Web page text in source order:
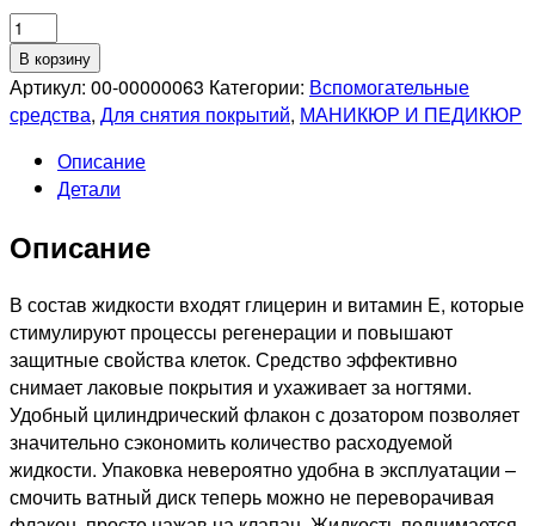
Количество
товара
SEVERINA
Жидкость
снятия
лака
витамином
140
мл
В корзину
Артикул: 00-00000063 Категории: Вспомогательные
средства, Для снятия покрытий, МАНИКЮР И ПЕДИКЮР
Описание
Детали
Описание
В состав жидкости входят глицерин и витамин Е, которые
стимулируют процессы регенерации и повышают
защитные свойства клеток. Средство эффективно
снимает лаковые покрытия и ухаживает за ногтями.
Удобный цилиндрический флакон с дозатором позволяет
значительно сэкономить количество расходуемой
жидкости. Упаковка невероятно удобна в эксплуатации –
смочить ватный диск теперь можно не переворачивая